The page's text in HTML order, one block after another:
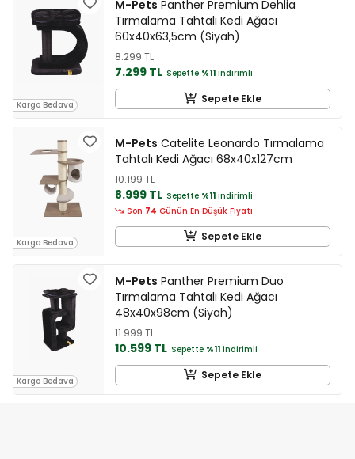
Kargo Bedava
M-Pets Panther Premium Dehlia
Tırmalama Tahtalı Kedi Ağacı
60x40x63,5cm (Siyah)
8.299 TL
7.299 TL Sepette %11 indirimli
Sepete Ekle
Kargo Bedava
M-Pets Catelite Leonardo Tırmalama
Tahtalı Kedi Ağacı 68x40x127cm
10.199 TL
8.999 TL Sepette %11 indirimli
Son 74 Günün En Düşük Fiyatı
Sepete Ekle
Kargo Bedava
M-Pets Panther Premium Duo
Tırmalama Tahtalı Kedi Ağacı
48x40x98cm (Siyah)
11.999 TL
10.599 TL Sepette %11 indirimli
Sepete Ekle